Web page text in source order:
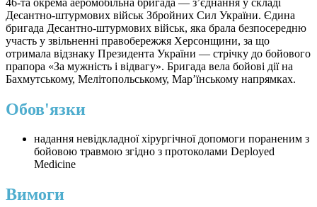
Десантно-штурмових військ Збройних Сил України. Єдина
бригада Десантно-штурмових військ, яка брала безпосередню
участь у звільненні правобережжя Херсонщини, за що
отримала відзнаку Президента України — стрічку до бойового
прапора «За мужність і відвагу». Бригада вела бойові дії на
Бахмутському, Мелітопольському, Мар’їнському напрямках.
Обов'язки
надання невідкладної хірургічної допомоги пораненим з
бойовою травмою згідно з протоколами Deployed
Medicine
Вимоги